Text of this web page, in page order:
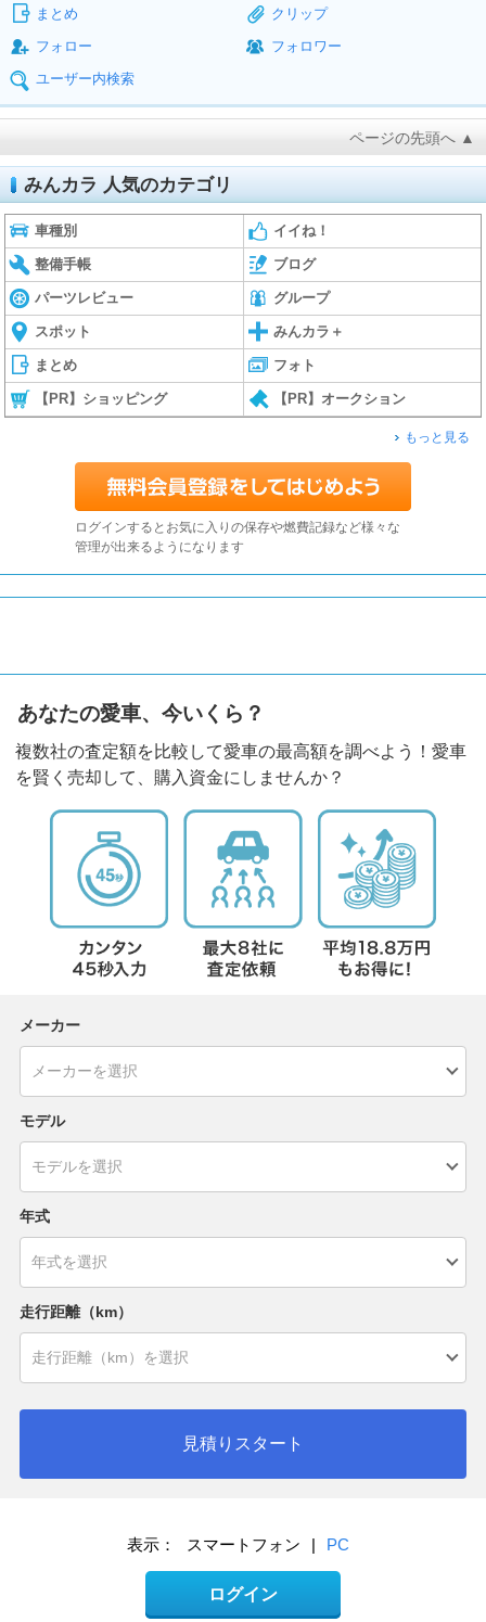
まとめ
クリップ
フォロー
フォロワー
ユーザー内検索
ページの先頭へ ▲
みんカラ 人気のカテゴリ
車種別 イイね！
整備手帳 ブログ
パーツレビュー グループ
スポット みんカラ＋
まとめ フォト
【PR】ショッピング 【PR】オークション
もっと見る
ログインするとお気に入りの保存や燃費記録など様々な
管理が出来るようになります
あなたの愛車、今いくら？
複数社の査定額を比較して愛車の最高額を調べよう！愛車
を賢く売却して、購入資金にしませんか？
メーカー
モデル
年式
走行距離（km）
見積りスタート
表示： スマートフォン | PC
ログイン